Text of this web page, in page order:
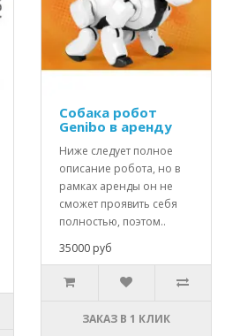
Собака робот
Genibo в аренду
Ниже следует полное
описание робота, но в
рамках аренды он не
сможет проявить себя
полностью, поэтом..
35000 руб
ЗАКАЗ В 1 КЛИК